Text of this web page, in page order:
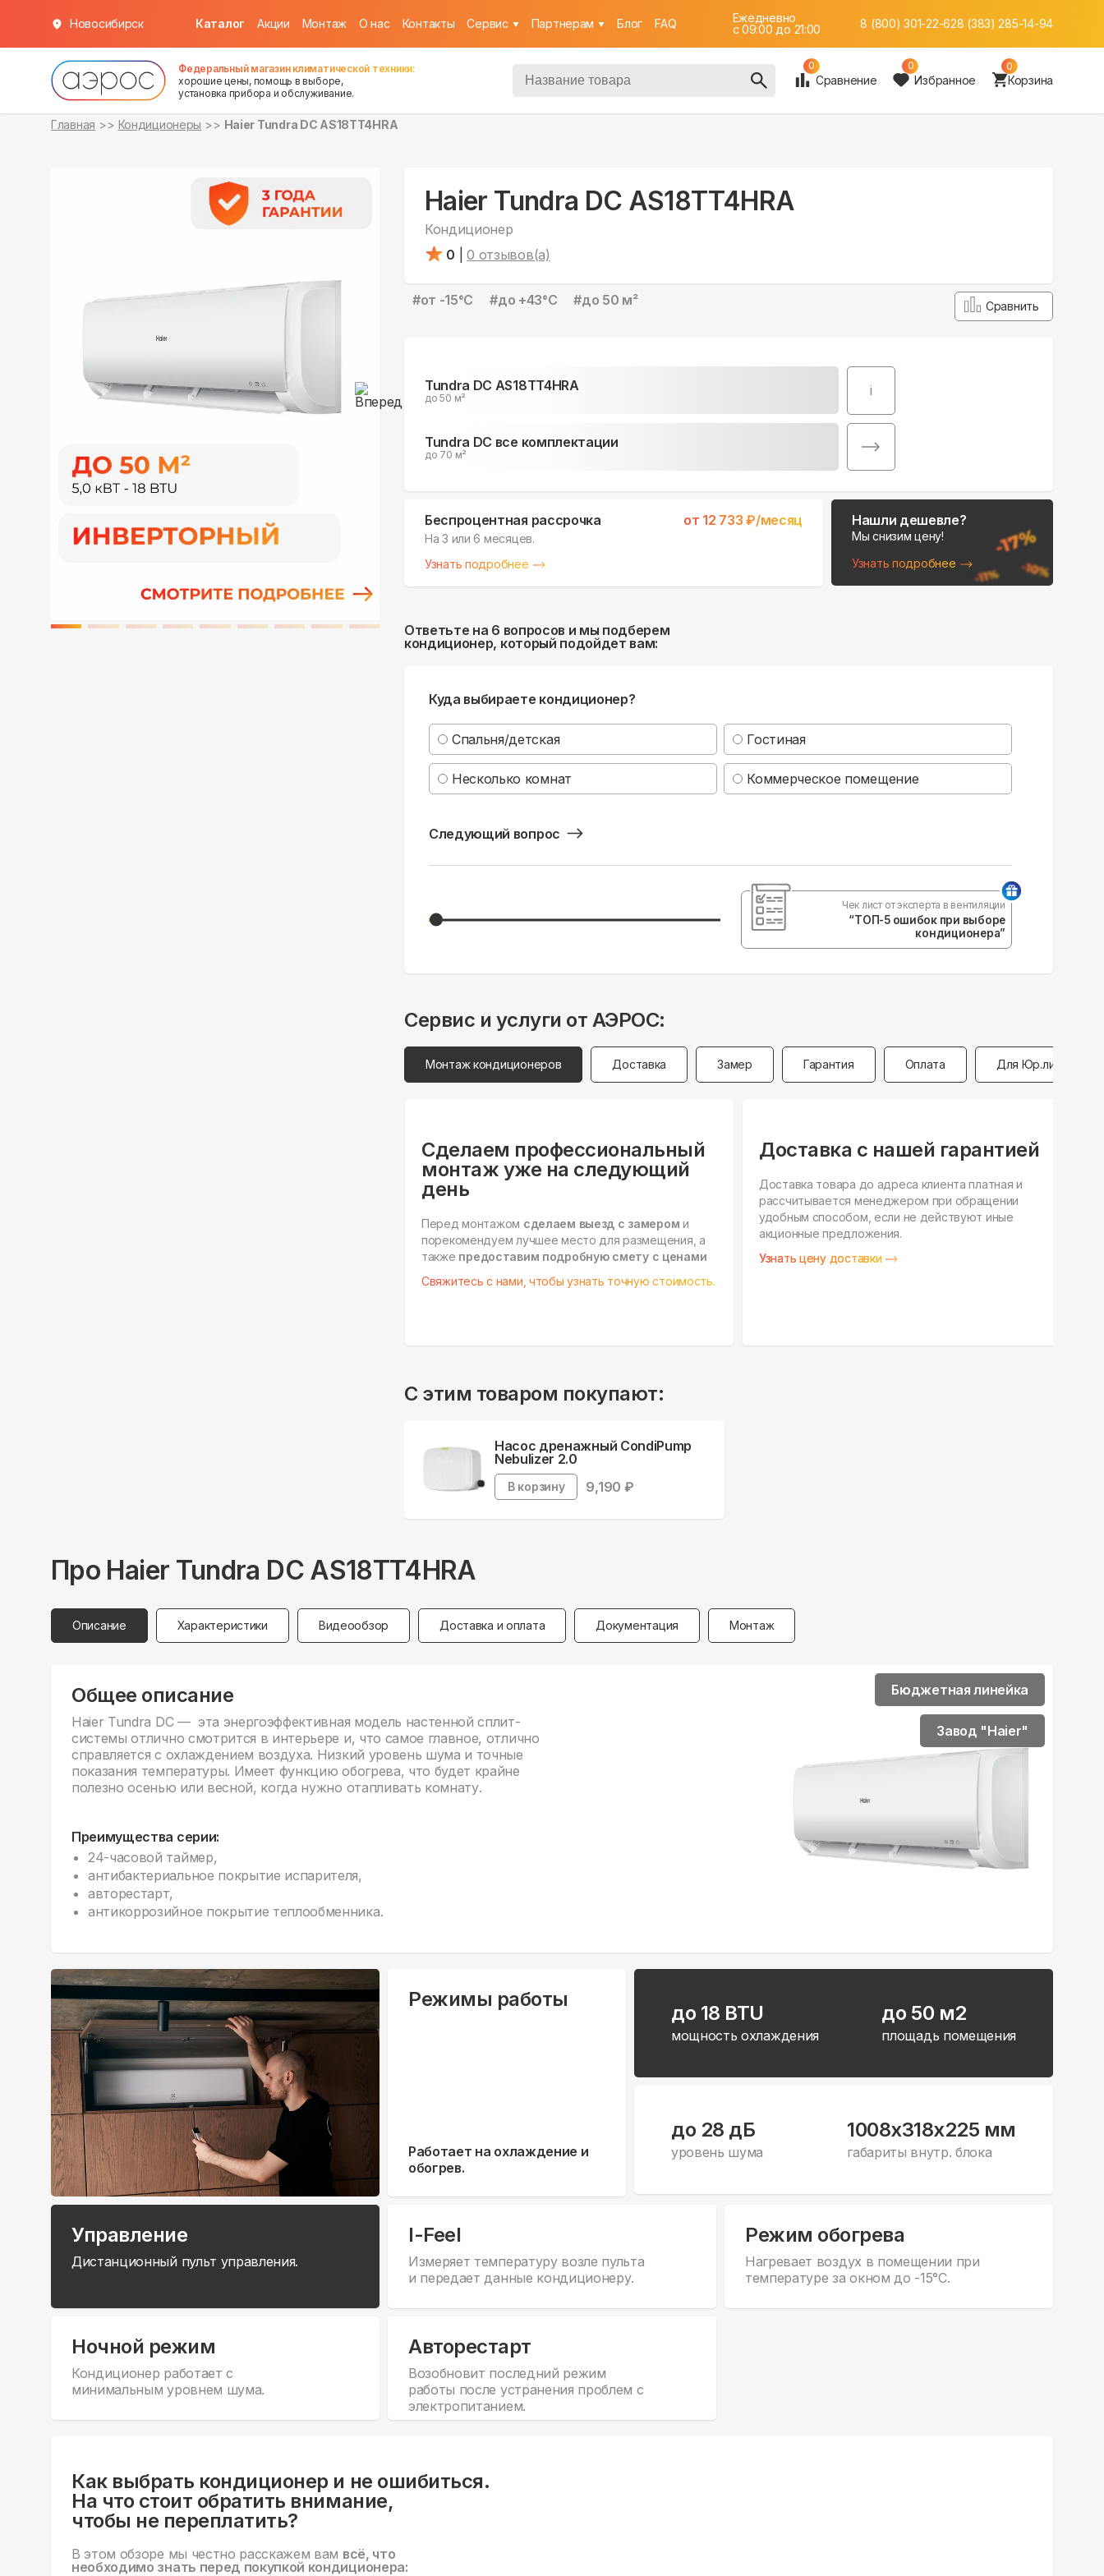
Новосибирск Каталог Акции Монтаж О нас Контакты Cервис Партнерам Блог FAQ
Ежедневно
c 09:00 до 21:00
8 (800) 301-22-628 (383) 285-14-94
Федеральный магазин климатической техники:
хорошие цены, помощь в выборе,
установка прибора и обслуживание.
0
Сравнение
0
Избранное
0
Корзина
Главная Кондиционеры Haier Tundra DC AS18TT4HRA
Поможем выбрать
место для монтажа:
В Telegram
Haier Tundra DC AS18TT4HRA
Кондиционер
0
0 отзывов(а)
#от -15°С #до +43°С #до 50 м² Сравнить
Tundra DC AS18TT4HRA
до 50 м² i
в наличии
Tundra DC все комплектации
до 70 м²
в наличии
Беспроцентная рассрочка от 12 733 ₽/месяц
На 3 или 6 месяцев.
Узнать подробнее
Нашли дешевле?
Мы снизим цену!
Узнать подробнее
Ответьте на 6 вопросов и мы подберем
кондиционер, который подойдет вам:
Куда выбираете кондиционер?
Спальня/детская Гостиная
Несколько комнат Коммерческое помещение
Следующий вопрос
Чек лист от эксперта в вентиляции
“ТОП-5 ошибок при выборе
кондиционера”
Сервис и услуги от АЭРОС:
Монтаж кондиционеров Доставка Замер Гарантия Оплата Для Юр.лиц
Сделаем профессиональный
монтаж уже на следующий
день
Перед монтажом сделаем выезд с замером и
порекомендуем лучшее место для размещения, а
также предоставим подробную смету с ценами
Свяжитесь с нами, чтобы узнать точную стоимость.
Доставка с нашей гарантией
Доставка товара до адреса клиента платная и
рассчитывается менеджером при обращении
удобным способом, если не действуют иные
акционные предложения.
Узнать цену доставки
С этим товаром покупают:
Насос дренажный CondiPump
Nebulizer 2.0
В корзину 9,190 ₽
Про Haier Tundra DC AS18TT4HRA
Описание Характеристики Видеообзор Доставка и оплата Документация Монтаж
Общее описание
Haier Tundra DC — эта энергоэффективная модель настенной сплит-
системы отлично смотрится в интерьере и, что самое главное, отлично
справляется с охлаждением воздуха. Низкий уровень шума и точные
показания температуры. Имеет функцию обогрева, что будет крайне
полезно осенью или весной, когда нужно отапливать комнату.
Преимущества серии:
24-часовой таймер,
антибактериальное покрытие испарителя,
авторестарт,
антикоррозийное покрытие теплообменника.
Бюджетная линейка
Завод "Haier"
Режимы работы
Работает на охлаждение и
обогрев.
до 18 BTU
мощность охлаждения
до 50 м2
площадь помещения
до 28 дБ
уровень шума
1008x318x225 мм
габариты внутр. блока
Управление
Дистанционный пульт управления.
I-Feel
Измеряет температуру возле пульта
и передает данные кондиционеру.
Режим обогрева
Нагревает воздух в помещении при
температуре за окном до -15°С.
Ночной режим
Кондиционер работает с
минимальным уровнем шума.
Авторестарт
Возобновит последний режим
работы после устранения проблем с
электропитанием.
Как выбрать кондиционер и не ошибиться.
На что стоит обратить внимание,
чтобы не переплатить?
В этом обзоре мы честно расскажем вам всё, что
необходимо знать перед покупкой кондиционера: